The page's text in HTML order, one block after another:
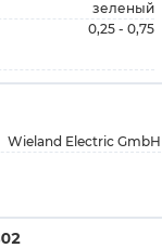
зеленый
0,25 - 0,75
Wieland Electric GmbH